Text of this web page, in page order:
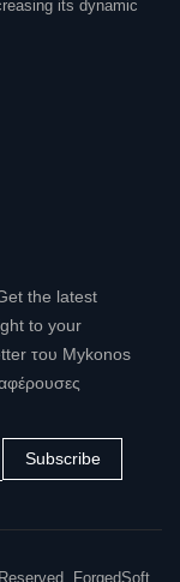
its dynamic
the latest
to your
του Mykonos
Subscribe
ForgedSoft